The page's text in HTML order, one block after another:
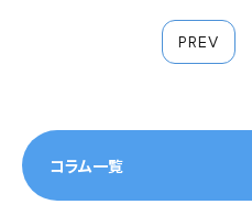
PREV
コラム一覧